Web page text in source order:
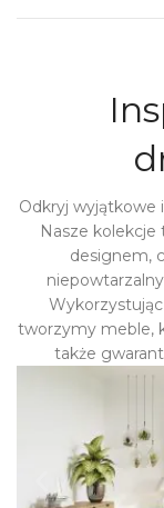
Odkryj wyjątkowe
Nasze kolekcje
designem,
tworzymy meble,
także